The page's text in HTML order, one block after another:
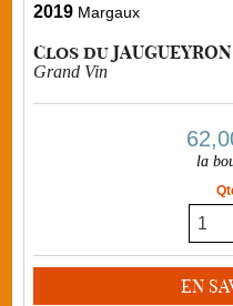
2019 Margaux
Clos du JAUGUEYRON
Grand Vin
la
EN